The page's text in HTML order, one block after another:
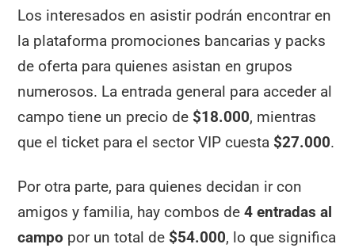
Los interesados en asistir podrán encontrar en
la plataforma promociones bancarias y packs
de oferta para quienes asistan en grupos
numerosos. La entrada general para acceder al
campo tiene un precio de $18.000, mientras
que el ticket para el sector VIP cuesta $27.000.
Por otra parte, para quienes decidan ir con
amigos y familia, hay combos de4 entradas al
campo por un total de $54.000, lo que significa